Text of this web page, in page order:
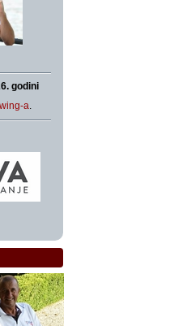
godini
a.